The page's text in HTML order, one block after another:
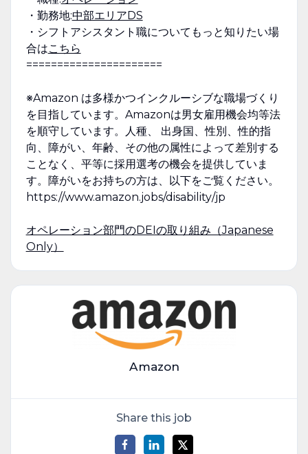
・勤務地:中部エリアDS
・シフトアシスタント職についてもっと知りたい場
合はこちら
======================
※Amazon は多様かつインクルーシブな職場づくり
を目指しています。Amazonは男女雇用機会均等法
を順守しています。人種、 出身国、性別、性的指
向、障がい、年齢、その他の属性によって差別する
ことなく、平等に採用選考の機会を提供していま
す。障がいをお持ちの方は、以下をご覧ください。
https://www.amazon.jobs/disability/jp
オペレーション部門のDEIの取り組み（Japanese
Only）
Amazon
Share this job